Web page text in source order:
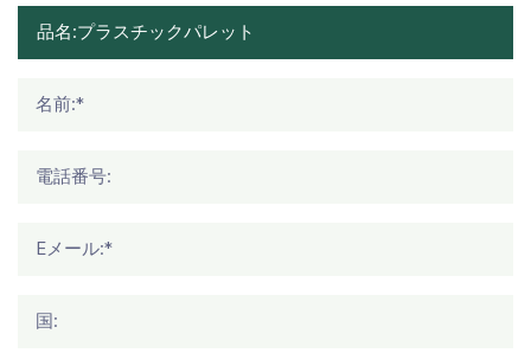
名前:*
電話番号:
Eメール:*
国: